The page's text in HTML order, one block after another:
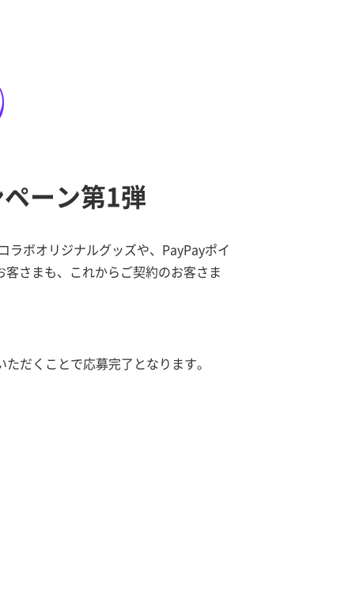
ーン第1弾
ラボオリジナルグッズや、PayPayポイ
さまも、これからご契約のお客さま
だくことで応募完了となります。